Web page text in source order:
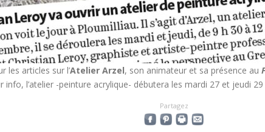
les articles sur l’Atelier Arzel, son animateur et sa présence au
info, l’atelier -peinture acrylique- débutera les mardi 27 et jeudi
Partagez